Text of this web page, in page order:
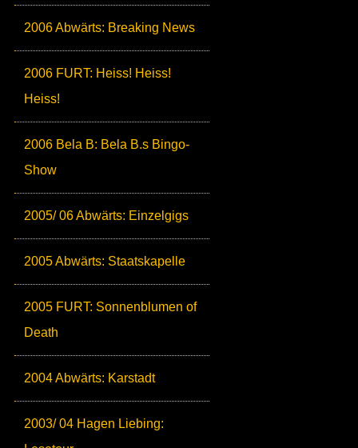
2006 Abwärts: Breaking News
2006 FURT: Heiss! Heiss!
Heiss!
2006 Bela B: Bela B.s Bingo-
Show
2005/ 06 Abwärts: Einzelgigs
2005 Abwärts: Staatskapelle
2005 FURT: Sonnenblumen of
Death
2004 Abwärts: Karstadt
2003/ 04 Hagen Liebing: